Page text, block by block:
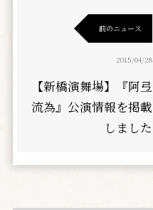
前のニュース
2015/04/28
【新橋演舞場】『阿弖
流為』公演情報を掲載
しました